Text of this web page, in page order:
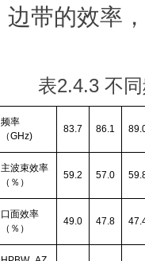
边带的效率
表2.4.3 不
频率
（GHz)
83.7 86.1
主波束效率
（％）
59.2 57.0
口面效率
（％）
49.0 47.8